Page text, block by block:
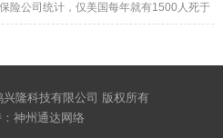
险公司统计，仅美国每年就有1500人死于
活物，避雷针也奈何不了它。每当传统的
隆科技有限公司 版权所有
神州通达网络